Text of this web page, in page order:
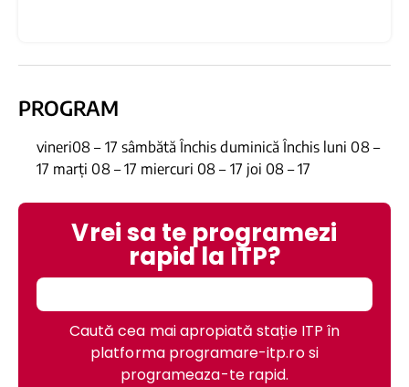
PROGRAM
vineri08 – 17 sâmbătă Închis duminică Închis luni 08 –
17 marți 08 – 17 miercuri 08 – 17 joi 08 – 17
Vrei sa te programezi
rapid la ITP?
Caută cea mai apropiată stație ITP în
platforma programare-itp.ro si
programeaza-te rapid.